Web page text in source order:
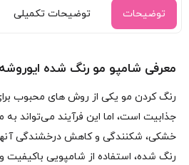
توضیحات توضیحات تکمیلی
معرفی شامپو مو رنگ‌ شده
رنگ کردن مو یکی از روش‌ های محبوب
جذابیت است، اما این فرآیند می‌تواند
خشکی، شکنندگی و کاهش درخشندگی آنها
رنگ‌ شده، استفاده از شامپویی